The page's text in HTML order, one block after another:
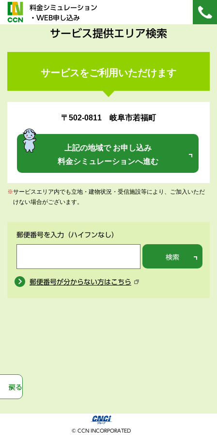
料金シミュレーション
・WEB申し込み
サービス提供エリア検索
サービスをご利用いただけます
〒502-0811 岐阜市若福町
上記の地域で お申し込み
料金シミュレーションへ進む
※サービスエリア内でも立地・建物状況・受信施設等により、ご加入いただ
けない場合がございます。
郵便番号を入力 （ハイフンなし）
検索
郵便番号が分からない方はこちら
戻る
© CCN INCORPORATED